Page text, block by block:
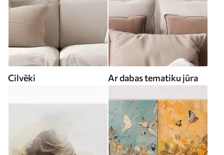
Cilvēki Ar dabas tematiku jūra